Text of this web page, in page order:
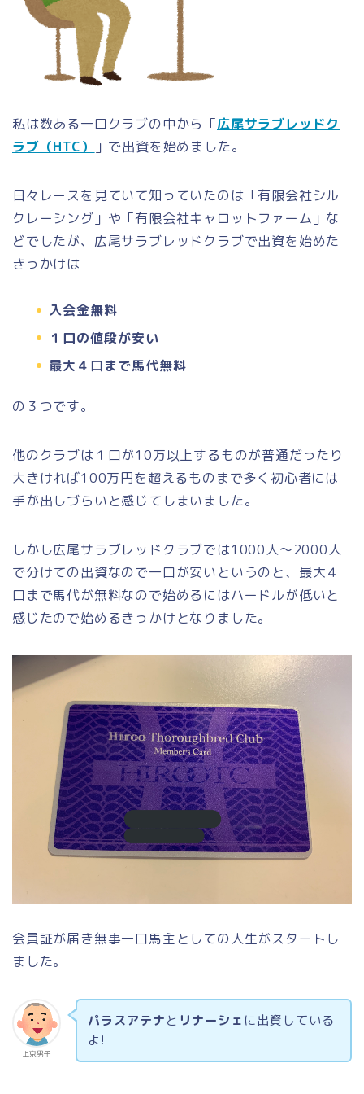
私は数ある一口クラブの中から「広尾サラブレッドク
ラブ（HTC）
」で出資を始めました。
日々レースを見ていて知っていたのは「有限会社シル
クレーシング」や「有限会社キャロットファーム」な
どでしたが、広尾サラブレッドクラブで出資を始めた
きっかけは
入会金無料
１口の値段が安い
最大４口まで馬代無料
の３つです。
他のクラブは１口が10万以上するものが普通だったり
大きければ100万円を超えるものまで多く初心者には
手が出しづらいと感じてしまいました。
しかし広尾サラブレッドクラブでは1000人〜2000人
で分けての出資なので一口が安いというのと、最大４
口まで馬代が無料なので始めるにはハードルが低いと
感じたので始めるきっかけとなりました。
会員証が届き無事一口馬主としての人生がスタートし
ました。
上京男子
パラスアテナと リナーシェに出資している
よ!